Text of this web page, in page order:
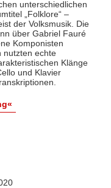
unterschiedlichen
„Folklore“ –
der Volksmusik. Die
über Gabriel Fauré
Komponisten
nutzten echte
Klänge
und Klavier